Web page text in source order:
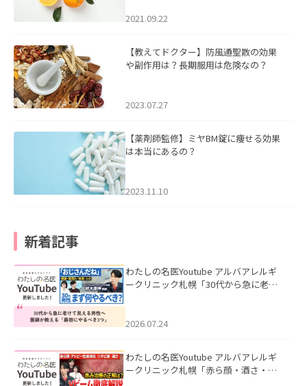
2021.09.22
【教えてドクター】防風通聖散の効果
や副作用は？長期服用は危険なの？
2023.07.27
【薬剤師監修】ミヤBM錠に痩せる効果
は本当にあるの？
2023.11.10
新着記事
わたしの名医Youtube アルバアレルギ
ークリニック札幌「30代から急に老け
た。
2026.07.24
わたしの名医Youtube アルバアレルギ
ークリニック札幌「赤ら顔・酒さ・ニ